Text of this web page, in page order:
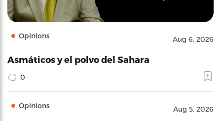
Opinions Aug 6, 2026
Asmáticos y el polvo del Sahara
0
Opinions Aug 5, 2026